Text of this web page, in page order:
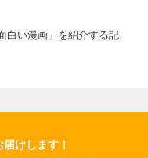
白い漫画」を紹介する記
届けします！